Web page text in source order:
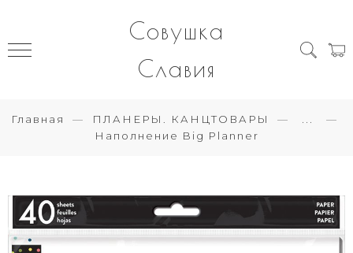
Совушка
Славия
Главная ПЛАНЕРЫ. КАНЦТОВАРЫ
Наполнение Big Planner